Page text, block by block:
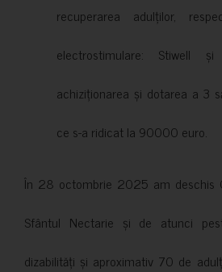
recuperarea adulților,
electrostimulare: Stiwell
achiziționarea și dotarea a 3
ce s-a ridicat la 90000 euro.
În 28 octombrie 2025 am deschis
Sfântul Nectarie și de atunci
dizabilități și aproximativ 70 de